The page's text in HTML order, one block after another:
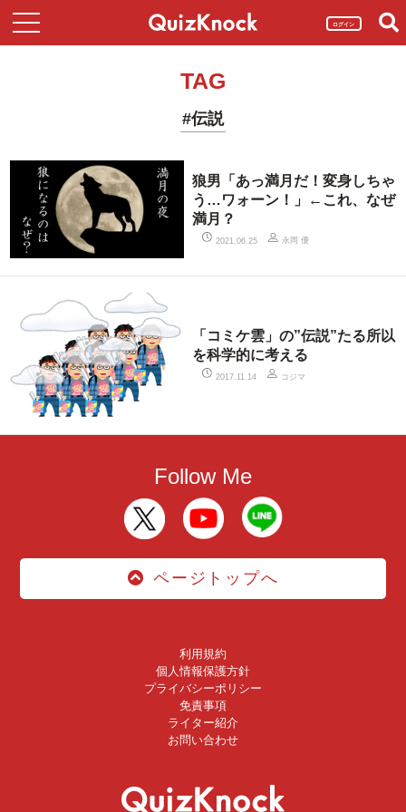
ログイン
TAG
#伝説
狼男「あっ満月だ！変身しちゃ
う…ワォーン！」←これ、なぜ
満月？
2021.06.25 永岡 優
「コミケ雲」の”伝説”たる所以
を科学的に考える
2017.11.14 コジマ
Follow Me
ページトップへ
利用規約
個人情報保護方針
プライバシーポリシー
免責事項
ライター紹介
お問い合わせ